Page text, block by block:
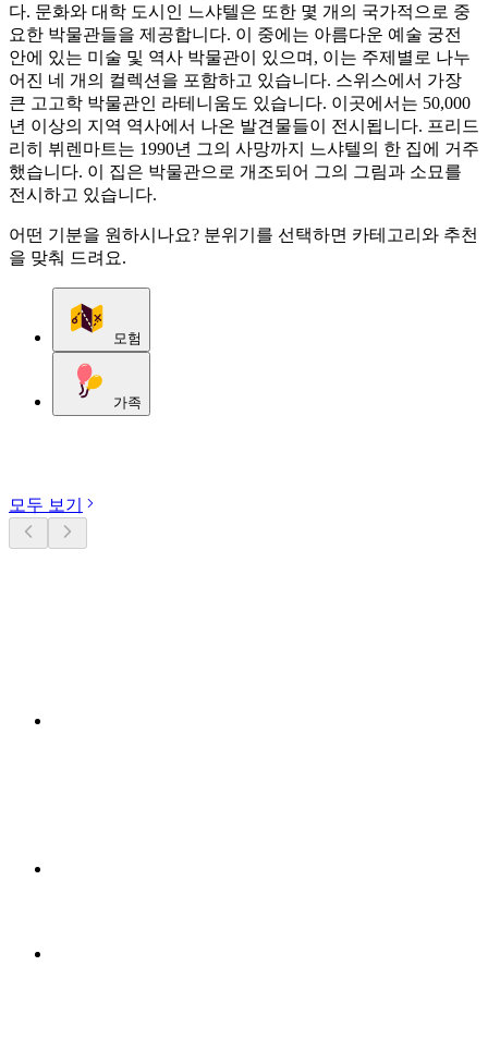
다. 문화와 대학 도시인 느샤텔은 또한 몇 개의 국가적으로 중
요한 박물관들을 제공합니다. 이 중에는 아름다운 예술 궁전
안에 있는 미술 및 역사 박물관이 있으며, 이는 주제별로 나누
어진 네 개의 컬렉션을 포함하고 있습니다. 스위스에서 가장
큰 고고학 박물관인 라테니움도 있습니다. 이곳에서는 50,000
년 이상의 지역 역사에서 나온 발견물들이 전시됩니다. 프리드
리히 뷔렌마트는 1990년 그의 사망까지 느샤텔의 한 집에 거주
했습니다. 이 집은 박물관으로 개조되어 그의 그림과 소묘를
전시하고 있습니다.
어떤 기분을 원하시나요? 분위기를 선택하면 카테고리와 추천
을 맞춰 드려요.
모험
가족
모두 보기